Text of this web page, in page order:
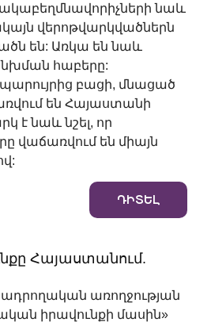
նաև
վերոթվարկվածներն
են: Առկա են նաև
հաբերը:
բացի, մնացած
են Հայաստանի
է նաև նշել, որ
վաճառվում են միայն
ԴԻՏԵԼ
Հայաստանում.
առողջության
իրավունքի մասին»